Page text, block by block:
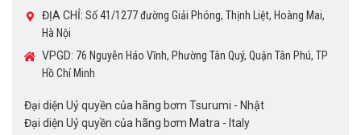
ĐỊA CHỈ: Số 41/1277 đường Giải Phóng, Thịnh Liệt, Hoàng Mai,
Hà Nội
VPGD: 76 Nguyễn Háo Vĩnh, Phường Tân Quý, Quận Tân Phú, TP
Hồ Chí Minh
Đại diện Uỷ quyền của hãng bơm Tsurumi - Nhật
Đại diện Uỷ quyền của hãng bơm Matra - Italy